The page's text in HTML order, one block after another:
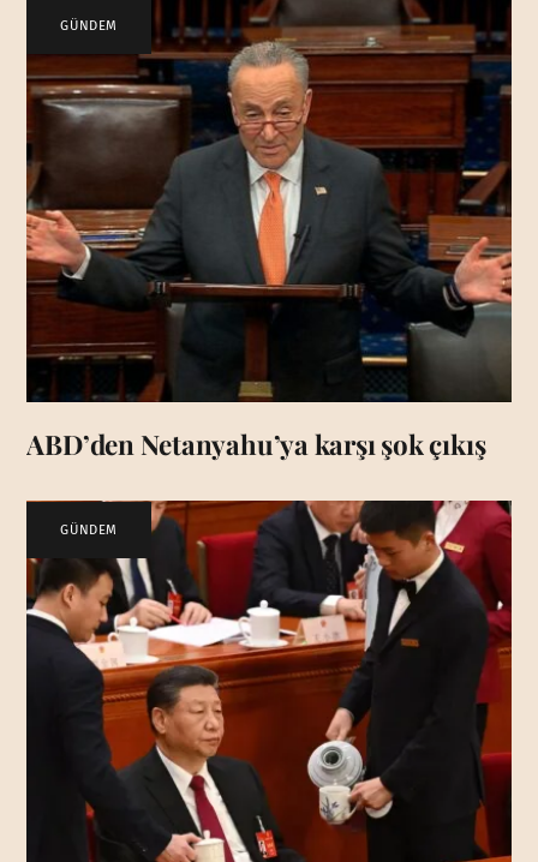
GÜNDEM
ABD’den Netanyahu’ya karşı şok çıkış
GÜNDEM